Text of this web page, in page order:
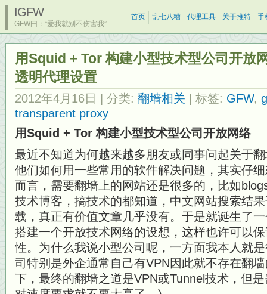
IGFW
GFW曰：“爱我就别不伤害我”
首页 乱七八糟 代理工具 关于推特 手
用Squid + Tor 构建小型技术型公司开放
透明代理设置
2012年4月16日 | 分类: 翻墙相关 | 标签: GFW,
transparent proxy
用Squid + Tor 构建小型技术型公司开放网络
最近不知道为何越来越多朋友或同事问起关于
他们如何用一些常用的软件解决问题，其实仔
而言，需要翻墙上的网站还是很多的，比如
技术博客，搞技术的都知道，中文网站搜索结
载，真正有价值文章几乎没有。于是就诞生了
搭建一个开放技术网络的设想，这样也许可以
性。为什么我说小型公司呢，一方面我本人就
司特别是外企通常自己有VPN因此就不存在翻
下，最终的翻墙之道是VPN或Tunnel技术，但